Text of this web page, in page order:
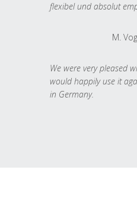
flexibel und absolut
M.
We were very pleased
would happily use it
in Germany.